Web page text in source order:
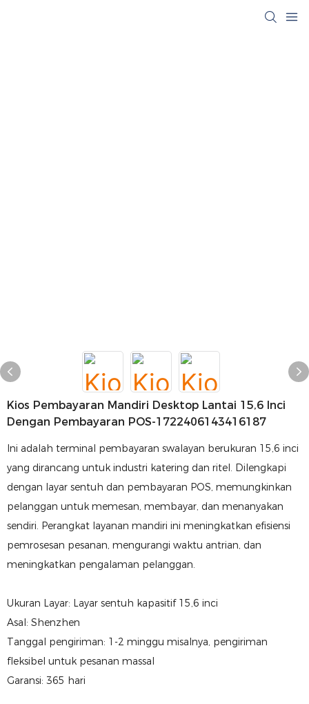
Kios Pembayaran Mandiri Desktop Lantai 15,6 Inci
Dengan Pembayaran POS-1722406143416187
Ini adalah terminal pembayaran swalayan berukuran 15,6 inci
yang dirancang untuk industri katering dan ritel. Dilengkapi
dengan layar sentuh dan pembayaran POS, memungkinkan
pelanggan untuk memesan, membayar, dan menanyakan
sendiri. Perangkat layanan mandiri ini meningkatkan efisiensi
pemrosesan pesanan, mengurangi waktu antrian, dan
meningkatkan pengalaman pelanggan.
Ukuran Layar: Layar sentuh kapasitif 15,6 inci
Asal: Shenzhen
Tanggal pengiriman: 1-2 minggu misalnya, pengiriman
fleksibel untuk pesanan massal
Garansi: 365 hari